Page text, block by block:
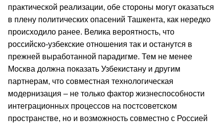
практической реализации, обе стороны могут оказаться
в плену политических опасений Ташкента, как нередко
происходило ранее. Велика вероятность, что
российско-узбекские отношения так и останутся в
прежней выработанной парадигме. Тем не менее
Москва должна показать Узбекистану и другим
партнерам, что совместная технологическая
модернизация – не только фактор жизнеспособности
интеграционных процессов на постсоветском
пространстве, но и возможность совместно с Россией